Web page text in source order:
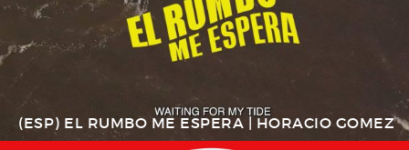
(ESP) EL RUMBO ME ESPERA | HORACIO GOMEZ